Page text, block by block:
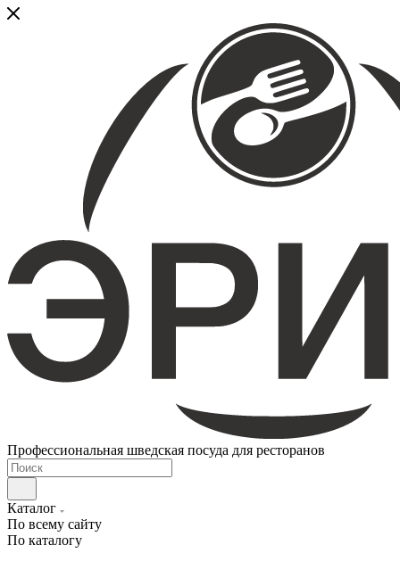
Профессиональная шведская посуда для ресторанов
Каталог
По всему сайту
По каталогу